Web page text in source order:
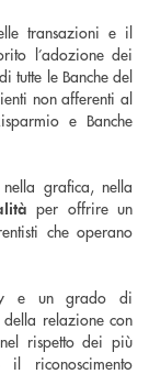
transazioni e il
l’adozione dei
tutte le Banche del
non afferenti al
e Banche
nella grafica, nella
per offrire un
che operano
e un grado di
relazione con
rispetto dei più
riconoscimento